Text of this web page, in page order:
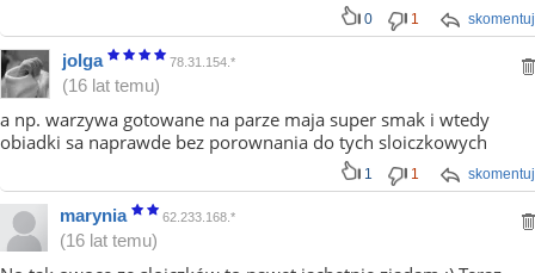
skomentuj
0 1
jolga 78.31.154.*
(16 lat temu)
a np. warzywa gotowane na parze maja super smak i wtedy
obiadki sa naprawde bez porownania do tych sloiczkowych
skomentuj
1 1
marynia 62.233.168.*
(16 lat temu)